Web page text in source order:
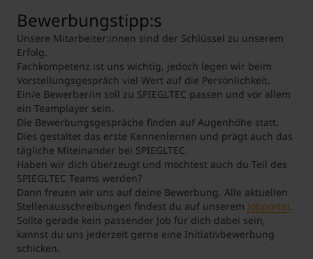
Bewerbungstipp:s
Unsere Mitarbeiter:innen sind der Schlüssel zu unserem
Erfolg.
Fachkompetenz ist uns wichtig, jedoch legen wir beim
Vorstellungsgespräch viel Wert auf die Persönlichkeit.
Ein/e Bewerber/in soll zu SPIEGLTEC passen und vor allem
ein Teamplayer sein.
Die Bewerbungsgespräche finden auf Augenhöhe statt.
Dies gestaltet das erste Kennenlernen und prägt auch das
tägliche Miteinander bei SPIEGLTEC.
Haben wir dich überzeugt und möchtest auch du Teil des
SPIEGLTEC Teams werden?
Dann freuen wir uns auf deine Bewerbung. Alle aktuellen
Stellenausschreibungen findest du auf unserem Jobportal.
Sollte gerade kein passender Job für dich dabei sein,
kannst du uns jederzeit gerne eine Initiativbewerbung
schicken.